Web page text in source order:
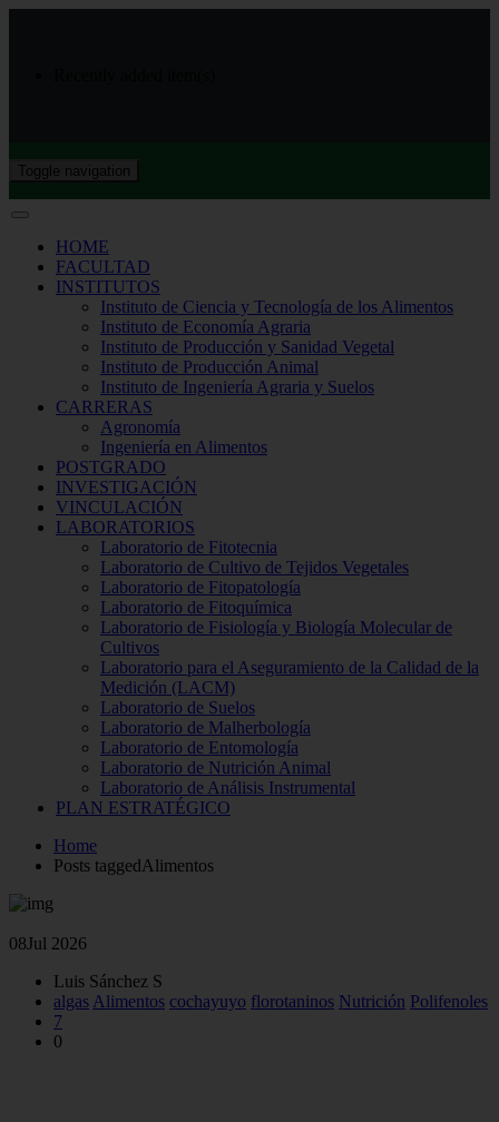
Toggle navigation
HOME
FACULTAD
INSTITUTOS
Instituto de Ciencia y Tecnología de los Alimentos
Instituto de Economía Agraria
Instituto de Producción y Sanidad Vegetal
Instituto de Producción Animal
Instituto de Ingeniería Agraria y Suelos
CARRERAS
Agronomía
Ingeniería en Alimentos
POSTGRADO
INVESTIGACIÓN
VINCULACIÓN
LABORATORIOS
Laboratorio de Fitotecnia
Laboratorio de Cultivo de Tejidos Vegetales
Laboratorio de Fitopatología
Laboratorio de Fitoquímica
Laboratorio de Fisiología y Biología Molecular de
Cultivos
Laboratorio para el Aseguramiento de la Calidad de la
Medición (LACM)
Laboratorio de Suelos
Laboratorio de Malherbología
Laboratorio de Entomología
Laboratorio de Nutrición Animal
Laboratorio de Análisis Instrumental
PLAN ESTRATÉGICO
Home
Posts taggedAlimentos
08Jul 2026
Luis Sánchez S
algas Alimentos cochayuyo florotaninos Nutrición Polifenoles
7
0